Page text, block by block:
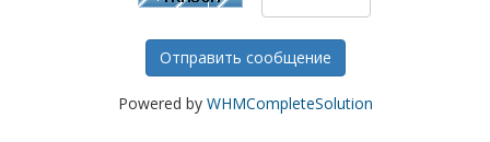
Отправить сообщение
Powered by WHMCompleteSolution